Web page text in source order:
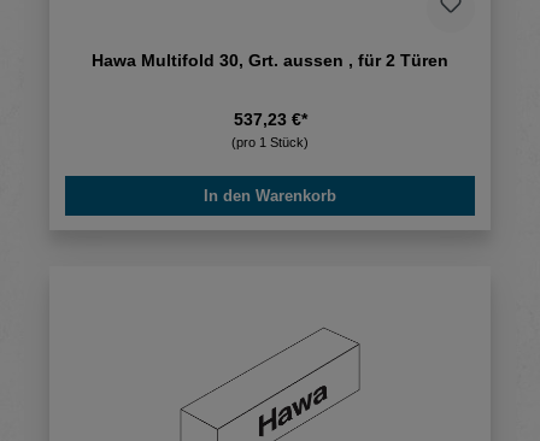
Hawa Multifold 30, Grt. aussen , für 2 Türen
537,23 €*
(pro 1 Stück)
In den Warenkorb